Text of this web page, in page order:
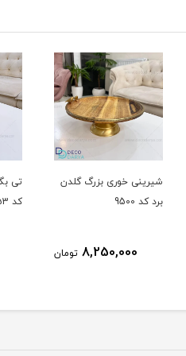
تی بگ پنج خانه گلدن برد
کد 9653
7,850,000 تومان
گلدن